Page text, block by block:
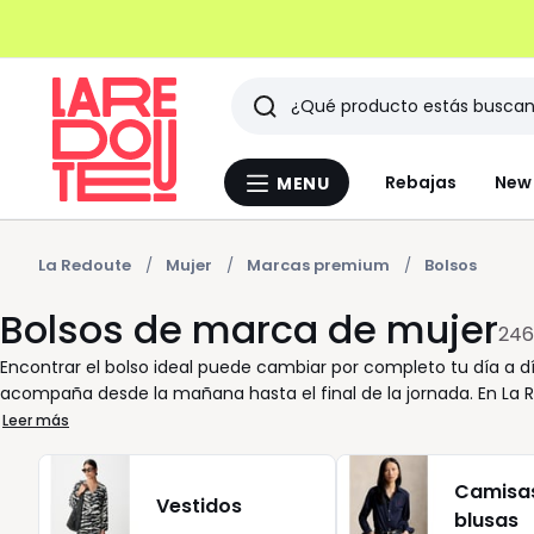
Menu
MENU Rebajas
Buscar
Últimos
artículos
vistos
La Redoute Mujer Marcas premium Bolsos
Bolsos de marca de mujer246
Encontrar el bolso ideal puede cambiar por completo tu día a
acompaña desde la mañana hasta el final de la jornada. En
marca para mujer, pensada para adaptarse a los diferentes
¿Prefieres algo más versátil? Un bolso mediano de hombro
trabajo a una cena sin cambiar de look. Y para los días donde
compacto sin renunciar al diseño. Trabajamos con las
Leer más
Vestidos
blusas